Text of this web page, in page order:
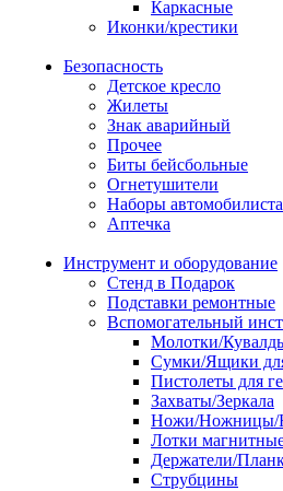
Каркасные
Иконки/крестики
Безопасность
Детское кресло
Жилеты
Знак аварийный
Прочее
Биты бейсбольные
Огнетушители
Наборы автомобилиста
Аптечка
Инструмент и оборудование
Стенд в Подарок
Подставки ремонтные
Вспомогательный
Молотки/
Сумки/Ящики
Пистолеты для
Захваты/Зеркала
Ножи/Ножницы/
Лотки
Держатели/
Струбцины